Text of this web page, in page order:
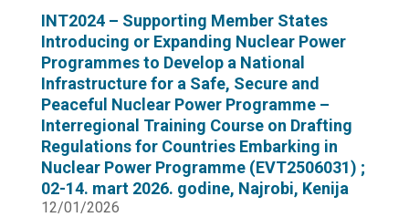
INT2024 – Supporting Member States
Introducing or Expanding Nuclear Power
Programmes to Develop a National
Infrastructure for a Safe, Secure and
Peaceful Nuclear Power Programme –
Interregional Training Course on Drafting
Regulations for Countries Embarking in
Nuclear Power Programme (EVT2506031) ;
02-14. mart 2026. godine, Najrobi, Kenija
12/01/2026